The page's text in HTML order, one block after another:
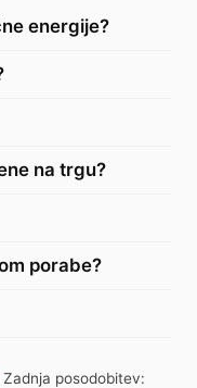
energije?
na trgu?
porabe?
Zadnja posodobitev: